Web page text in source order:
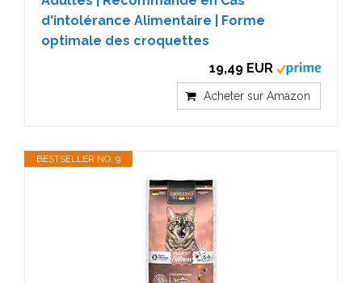
d'intolérance Alimentaire | Forme
optimale des croquettes
19,49 EUR
Acheter sur Amazon
BESTSELLER NO. 9